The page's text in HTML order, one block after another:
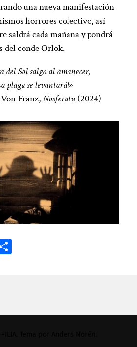
una nueva manifestación
horrores colectivo, así
saldrá cada mañana y pondrá
del conde Orlok.
Sol salga al amanecer,
plaga se levantará!»
Franz,Nosferatu(2024)
Compartir